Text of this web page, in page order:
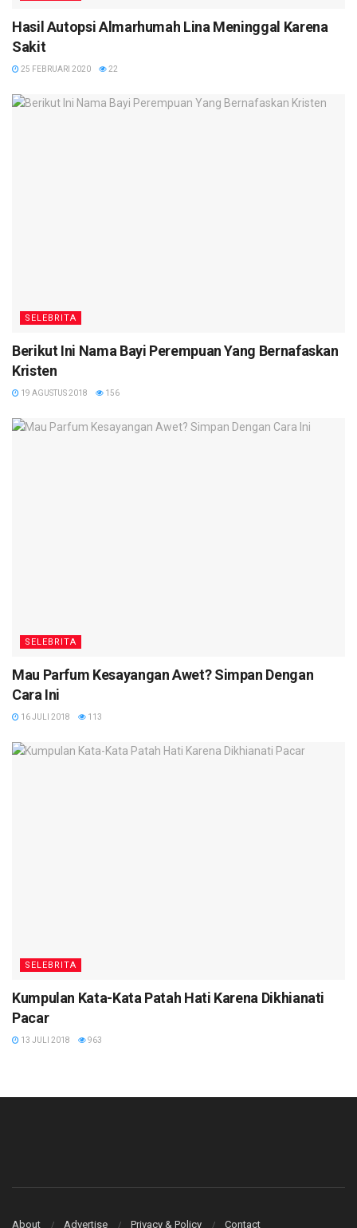
Hasil Autopsi Almarhumah Lina Meninggal Karena
Sakit
25 FEBRUARI 2020 22
SELEBRITA
Berikut Ini Nama Bayi Perempuan Yang Bernafaskan
Kristen
19 AGUSTUS 2018 156
SELEBRITA
Mau Parfum Kesayangan Awet? Simpan Dengan
Cara Ini
16 JULI 2018 113
SELEBRITA
Kumpulan Kata-Kata Patah Hati Karena Dikhianati
Pacar
13 JULI 2018 963
About Advertise Privacy & Policy Contact